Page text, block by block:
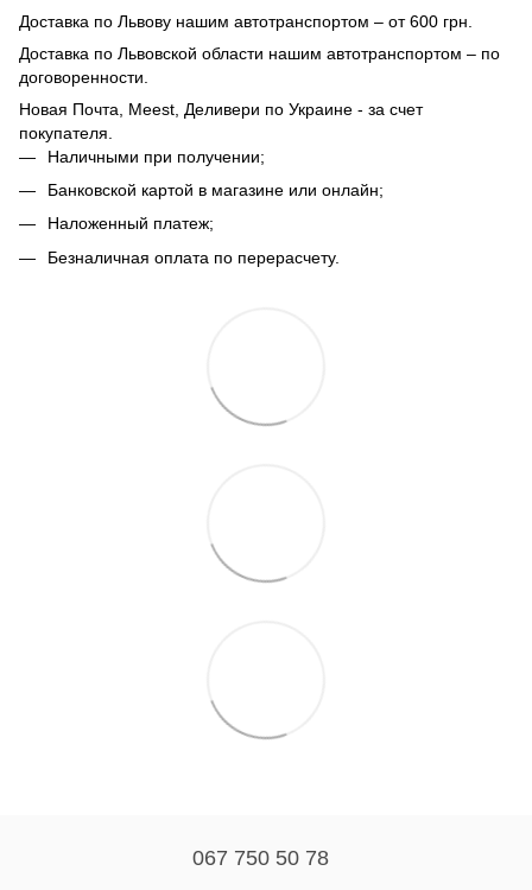
Доставка по Львову нашим автотранспортом – от 600 грн.
Доставка по Львовской области нашим автотранспортом – по
договоренности.
Новая Почта, Meest, Деливери по Украине - за счет
покупателя.
Наличными при получении;
Банковской картой в магазине или онлайн;
Наложенный платеж;
Безналичная оплата по перерасчету.
067 750 50 78